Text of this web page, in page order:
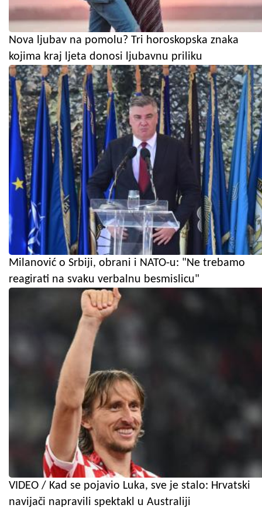
Nova ljubav na pomolu? Tri horoskopska znaka
kojima kraj ljeta donosi ljubavnu priliku
Milanović o Srbiji, obrani i NATO-u: "Ne trebamo
reagirati na svaku verbalnu besmislicu"
VIDEO / Kad se pojavio Luka, sve je stalo: Hrvatski
navijači napravili spektakl u Australiji